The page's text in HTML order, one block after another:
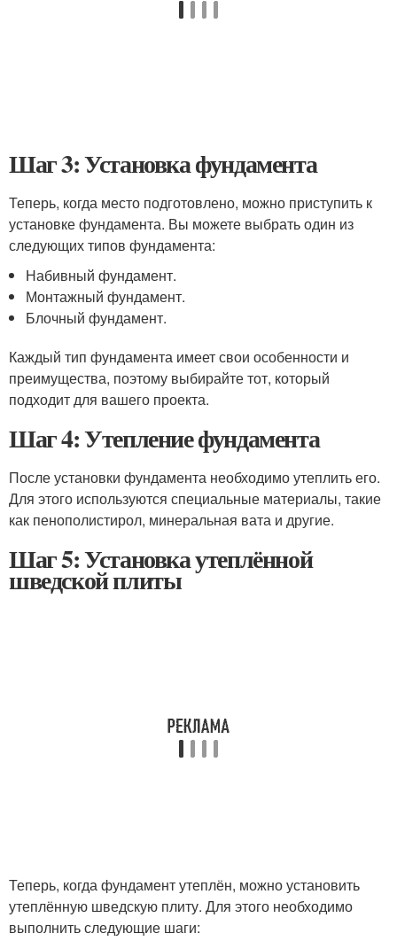
Шаг 3: Установка фундамента
Теперь, когда место подготовлено, можно приступить к
установке фундамента. Вы можете выбрать один из
следующих типов фундамента:
Набивный фундамент.
Монтажный фундамент.
Блочный фундамент.
Каждый тип фундамента имеет свои особенности и
преимущества, поэтому выбирайте тот, который
подходит для вашего проекта.
Шаг 4: Утепление фундамента
После установки фундамента необходимо утеплить его.
Для этого используются специальные материалы, такие
как пенополистирол, минеральная вата и другие.
Шаг 5: Установка утеплённой
шведской плиты
Теперь, когда фундамент утеплён, можно установить
утеплённую шведскую плиту. Для этого необходимо
выполнить следующие шаги: